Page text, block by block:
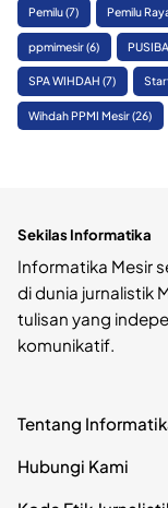
Pemilu(7) Pemilu
ppmimesir(6) PUSIBA
SPA WIHDAH (7)
Wihdah PPMI Mesir(26)
Sekilas Informatika
Informatika Mesir
di dunia jurnalistik
tulisan yang
komunikatif.
Tentang
Hubungi Kami